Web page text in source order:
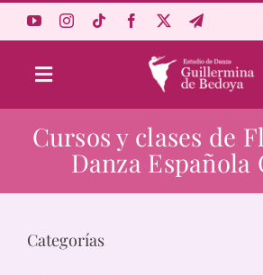
Toggle
Navigation
Aprende Online
Estudio
Cursos y clases de
Danza Española
Categorías